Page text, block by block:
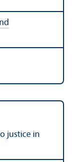
justice in